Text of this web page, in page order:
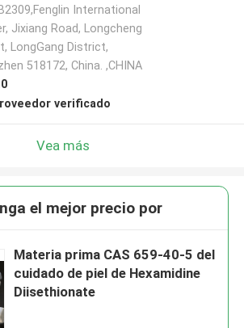
International
Jixiang Road, Longcheng
LongGang District,
518172, China. ,CHINA
verificado
Vea más
el mejor precio por
Materia prima CAS 659-40-5 del
cuidado de piel de Hexamidine
Diisethionate